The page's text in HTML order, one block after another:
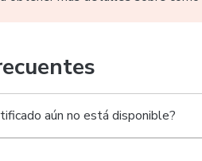
aún no está disponible?